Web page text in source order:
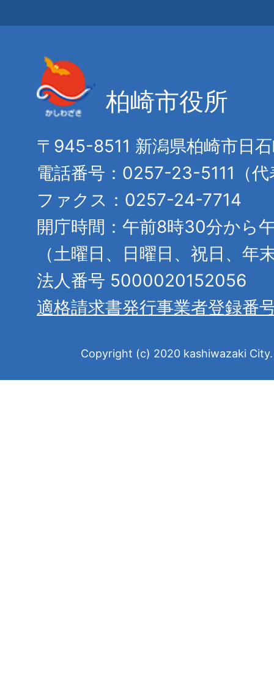
柏崎市役所
〒945-8511 新潟県柏崎市日
電話番号：0257-23-5111（代
ファクス：0257-24-7714
開庁時間：午前8時30分から
（土曜日、日曜日、祝日、年
法人番号 5000020152056
適格請求書発行事業者登録番
Copyright (c) 2020 kashiwazaki